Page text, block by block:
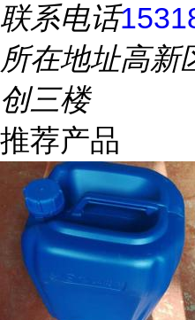
联系电话
所在地址高新
创三楼
推荐产品